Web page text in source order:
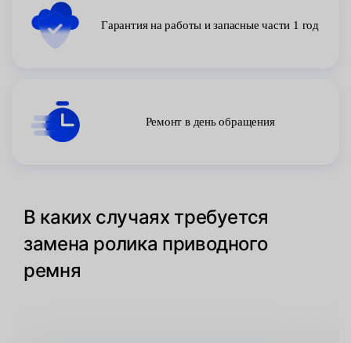
Гарантия на работы и запасные части 1 год
Ремонт в день обращения
В каких случаях требуется
замена ролика приводного
ремня